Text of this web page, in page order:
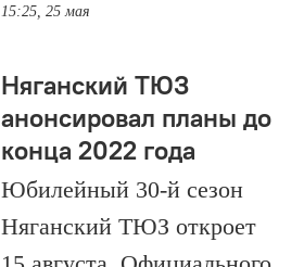
15:25, 25 мая
Няганский ТЮЗ
анонсировал планы до
конца 2022 года
Юбилейный 30-й сезон
Няганский ТЮЗ откроет